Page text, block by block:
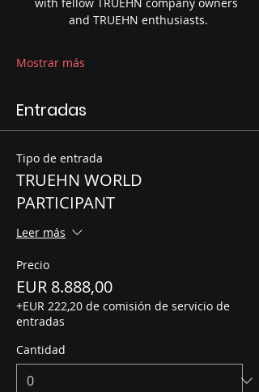
and TRUEHN enthusiasts.
Mostrar más
Entradas
Tipo de entrada
TRUEHN WORLD
PARTICIPANT
Leer más
Precio
EUR 8.888,00
+EUR 222,20 de comisión de servicio de
entradas
Cantidad